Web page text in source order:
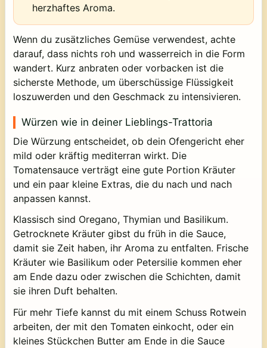
herzhaftes Aroma.
Wenn du zusätzliches Gemüse verwendest, achte
darauf, dass nichts roh und wasserreich in die Form
wandert. Kurz anbraten oder vorbacken ist die
sicherste Methode, um überschüssige Flüssigkeit
loszuwerden und den Geschmack zu intensivieren.
Würzen wie in deiner Lieblings-Trattoria
Die Würzung entscheidet, ob dein Ofengericht eher
mild oder kräftig mediterran wirkt. Die
Tomatensauce verträgt eine gute Portion Kräuter
und ein paar kleine Extras, die du nach und nach
anpassen kannst.
Klassisch sind Oregano, Thymian und Basilikum.
Getrocknete Kräuter gibst du früh in die Sauce,
damit sie Zeit haben, ihr Aroma zu entfalten. Frische
Kräuter wie Basilikum oder Petersilie kommen eher
am Ende dazu oder zwischen die Schichten, damit
sie ihren Duft behalten.
Für mehr Tiefe kannst du mit einem Schuss Rotwein
arbeiten, der mit den Tomaten einkocht, oder ein
kleines Stückchen Butter am Ende in die Sauce